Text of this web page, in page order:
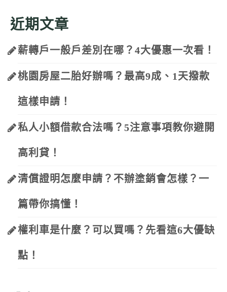
近期文章
薪轉戶一般戶差別在哪？4大優惠一次看！
桃園房屋二胎好辦嗎？最高9成、1天撥款
這樣申請！
私人小額借款合法嗎？5注意事項教你避開
高利貸！
清償證明怎麼申請？不辦塗銷會怎樣？一
篇帶你搞懂！
權利車是什麼？可以買嗎？先看這6大優缺
點！